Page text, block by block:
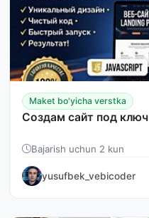
Maket bo'yicha verstka
Создам сайт под
Bajarish uchun 2 kun
yusufbek_vebicoder